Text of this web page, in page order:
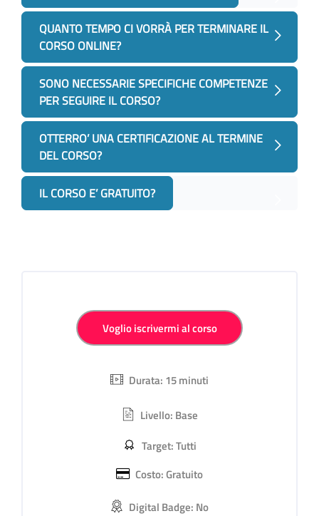
QUANTO TEMPO CI VORRÀ PER TERMINARE IL
CORSO ONLINE?
SONO NECESSARIE SPECIFICHE COMPETENZE
PER SEGUIRE IL CORSO?
OTTERRO’ UNA CERTIFICAZIONE AL TERMINE
DEL CORSO?
IL CORSO E’ GRATUITO?
Voglio iscrivermi al corso
Durata: 15 minuti
Livello: Base
Target: Tutti
Costo: Gratuito
Digital Badge: No